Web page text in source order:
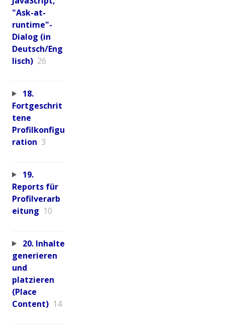
"Ask-at-
runtime"-
Dialog (in
Deutsch/Eng
lisch) 26
18.
Fortgeschrit
tene
Profilkonfigu
ration 3
19.
Reports für
Profilverarb
eitung 10
20. Inhalte
generieren
und
platzieren
(Place
Content) 14